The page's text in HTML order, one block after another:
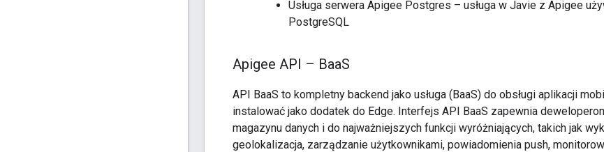
Usługa serwera Apigee Postgres – usługa w Javie z Apigee
PostgreSQL
Apigee API – BaaS
API BaaS to kompletny backend jako usługa (BaaS) do obsługi aplikacji
instalować jako dodatek do Edge. Interfejs API BaaS zapewnia
magazynu danych i do najważniejszych funkcji wyróżniających, takich jak
geolokalizacja, zarządzanie użytkownikami, powiadomienia push,